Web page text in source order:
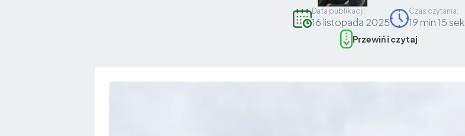
Data publikacji:
16 listopada 2025
Czas czytania:
19 min 15 sek
Przewiń i czytaj